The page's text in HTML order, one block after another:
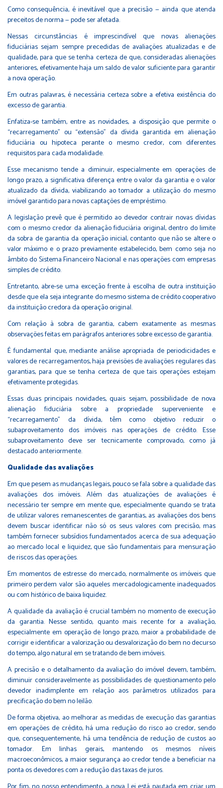
Como consequência, é inevitável que a precisão — ainda que atenda
preceitos de norma — pode ser afetada.
Nessas circunstâncias é imprescindível que novas alienações
fiduciárias sejam sempre precedidas de avaliações atualizadas e de
qualidade, para que se tenha certeza de que, consideradas alienações
anteriores, efetivamente haja um saldo de valor suficiente para garantir
a nova operação.
Em outras palavras, é necessária certeza sobre a efetiva existência do
excesso de garantia.
Enfatiza-se também, entre as novidades, a disposição que permite o
“recarregamento” ou “extensão” da dívida garantida em alienação
fiduciária ou hipoteca perante o mesmo credor, com diferentes
requisitos para cada modalidade.
Esse mecanismo tende a diminuir, especialmente em operações de
longo prazo, a significativa diferença entre o valor da garantia e o valor
atualizado da dívida, viabilizando ao tomador a utilização do mesmo
imóvel garantido para novas captações de empréstimo.
A legislação prevê que é permitido ao devedor contrair novas dívidas
com o mesmo credor da alienação fiduciária original, dentro do limite
da sobra de garantia da operação inicial, contanto que não se altere o
valor máximo e o prazo previamente estabelecido, bem como seja no
âmbito do Sistema Financeiro Nacional e nas operações com empresas
simples de crédito.
Entretanto, abre-se uma exceção frente à escolha de outra instituição
desde que ela seja integrante do mesmo sistema de crédito cooperativo
da instituição credora da operação original.
Com relação à sobra de garantia, cabem exatamente as mesmas
observações feitas em parágrafos anteriores sobre excesso de garantia.
É fundamental que, mediante análise apropriada de periodicidades e
valores de recarregamentos, haja previsões de avaliações regulares das
garantias, para que se tenha certeza de que tais operações estejam
efetivamente protegidas.
Essas duas principais novidades, quais sejam, possibilidade de nova
alienação fiduciária sobre a propriedade superveniente e
“recarregamento” da dívida, têm como objetivo reduzir o
subaproveitamento dos imóveis nas operações de crédito. Esse
subaproveitamento deve ser tecnicamente comprovado, como já
destacado anteriormente.
Qualidade das avaliações
Em que pesem as mudanças legais, pouco se fala sobre a qualidade das
avaliações dos imóveis. Além das atualizações de avaliações é
necessário ter sempre em mente que, especialmente quando se trata
de utilizar valores remanescentes de garantias, as avaliações dos bens
devem buscar identificar não só os seus valores com precisão, mas
também fornecer subsídios fundamentados acerca de sua adequação
ao mercado local e liquidez, que são fundamentais para mensuração
de riscos das operações.
Em momentos de estresse do mercado, normalmente os imóveis que
primeiro perdem valor são aqueles mercadologicamente inadequados
ou com histórico de baixa liquidez.
A qualidade da avaliação é crucial também no momento de execução
da garantia. Nesse sentido, quanto mais recente for a avaliação,
especialmente em operação de longo prazo, maior a probabilidade de
corrigir e identificar a valorização ou desvalorização do bem no decurso
do tempo, algo natural em se tratando de bem imóveis.
A precisão e o detalhamento da avaliação do imóvel devem, também,
diminuir consideravelmente as possibilidades de questionamento pelo
devedor inadimplente em relação aos parâmetros utilizados para
precificação do bem no leilão.
De forma objetiva, ao melhorar as medidas de execução das garantias
em operações de crédito, há uma redução do risco ao credor, sendo
que, consequentemente, há uma tendência de redução de custos ao
tomador. Em linhas gerais, mantendo os mesmos níveis
macroeconômicos, a maior segurança ao credor tende a beneficiar na
ponta os devedores com a redução das taxas de juros.